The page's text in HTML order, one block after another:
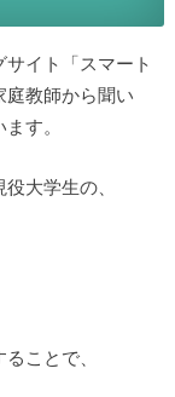
イト「スマート
庭教師から聞い
す。
大学生の、
ことで、